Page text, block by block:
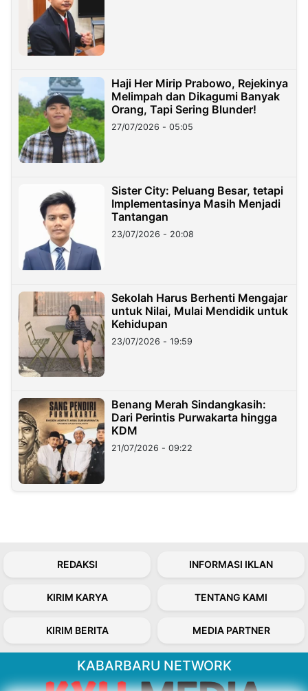
Haji Her Mirip Prabowo, Rejekinya
Melimpah dan Dikagumi Banyak
Orang, Tapi Sering Blunder!
27/07/2026 - 05:05
Sister City: Peluang Besar, tetapi
Implementasinya Masih Menjadi
Tantangan
23/07/2026 - 20:08
Sekolah Harus Berhenti Mengajar
untuk Nilai, Mulai Mendidik untuk
Kehidupan
23/07/2026 - 19:59
Benang Merah Sindangkasih:
Dari Perintis Purwakarta hingga
KDM
21/07/2026 - 09:22
REDAKSI INFORMASI IKLAN
KIRIM KARYA TENTANG KAMI
KIRIM BERITA MEDIA PARTNER
KABARBARU NETWORK